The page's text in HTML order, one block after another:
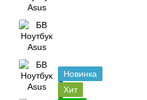
Новинка
Хит